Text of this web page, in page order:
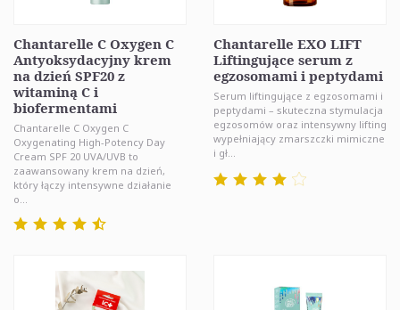
Chantarelle C Oxygen C
Antyoksydacyjny krem
na dzień SPF20 z
witaminą C i
biofermentami
Chantarelle C Oxygen C
Oxygenating High-Potency Day
Cream SPF 20 UVA/UVB to
zaawansowany krem na dzień,
który łączy intensywne działanie
o...
Chantarelle EXO LIFT
Liftingujące serum z
egzosomami i peptydami
Serum liftingujące z egzosomami i
peptydami – skuteczna stymulacja
egzosomów oraz intensywny lifting
wypełniający zmarszczki mimiczne
i gł...